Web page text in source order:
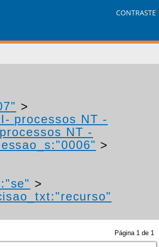
CONTRASTE
>
processos NT -
NT -
>
>
Página 1 de 1